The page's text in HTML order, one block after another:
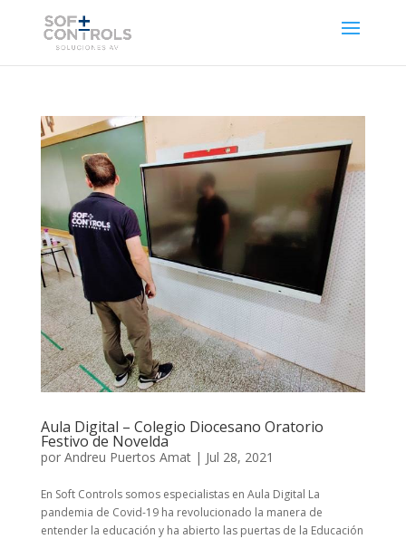
Aula Digital – Colegio Diocesano Oratorio
Festivo de Novelda
por Andreu Puertos Amat| Jul 28, 2021
En Soft Controls somos especialistas en Aula Digital La
pandemia de Covid-19 ha revolucionado la manera de
entender la educación y ha abierto las puertas de la Educación